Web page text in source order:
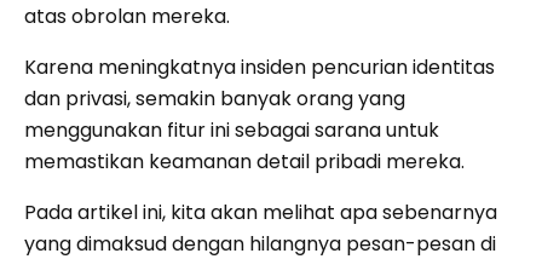
atas obrolan mereka.
Karena meningkatnya insiden pencurian identitas
dan privasi, semakin banyak orang yang
menggunakan fitur ini sebagai sarana untuk
memastikan keamanan detail pribadi mereka.
Pada artikel ini, kita akan melihat apa sebenarnya
yang dimaksud dengan hilangnya pesan-pesan di